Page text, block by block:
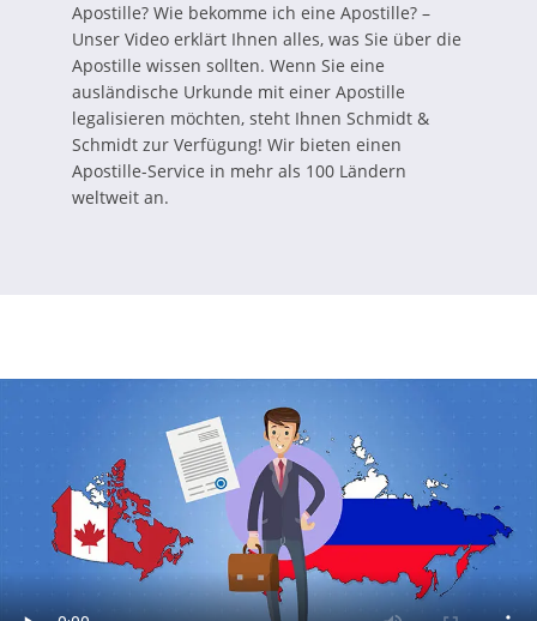
Apostille? Wie bekomme ich eine Apostille? –
Unser Video erklärt Ihnen alles, was Sie über die
Apostille wissen sollten. Wenn Sie eine
ausländische Urkunde mit einer Apostille
legalisieren möchten, steht Ihnen Schmidt &
Schmidt zur Verfügung! Wir bieten einen
Apostille-Service in mehr als 100 Ländern
weltweit an.